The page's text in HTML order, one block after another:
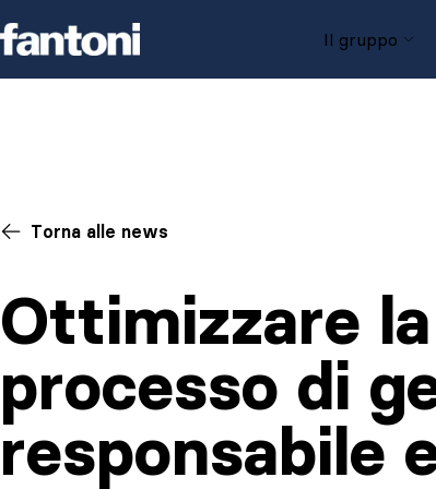
Il gruppo
Torna alle news
Ottimizzare
processo di
responsabile